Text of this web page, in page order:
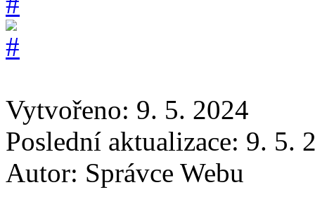
Vytvořeno: 9. 5. 2024
Poslední aktualizace: 9. 5.
Autor: Správce Webu